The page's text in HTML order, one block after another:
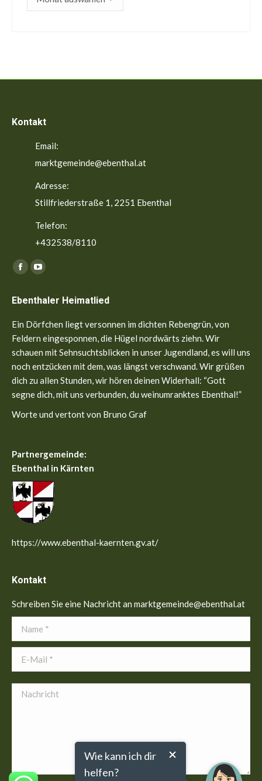
Kontakt
Email:
marktgemeinde@ebenthal.at
Adresse:
Stillfriederstraße 1, 2251 Ebenthal
Telefon:
+432538/8110
Finden Sie uns auf:
Facebook
opens
in
new
window
YouTube
opens
in
new
window
Ebenthaler Heimatlied
Ein Dörfchen liegt versonnen im dichten Rebengrün, von
Feldern eingesponnen, die Hügel nordwärts ziehn. Wir
schauen mit Sehnsuchtsblicken in unser Jugendland, es will uns
noch entzücken mit dem, was längst verschwand. Wir grüßen
dich zu allen Stunden, wir hören deinen Widerhall: “Gott
segne dich, mit uns verbunden, du weinumranktes Ebenthal!”
Worte und vertont von Bruno Graf
Partnergemeinde:
Ebenthal in Kärnten
https://www.ebenthal-kaernten.gv.at/
Kontakt
Schreiben Sie eine Nachricht an marktgemeinde@ebenthal.at
Name *
E-Mail *
Nachricht
Wie kann ich dir
helfen?